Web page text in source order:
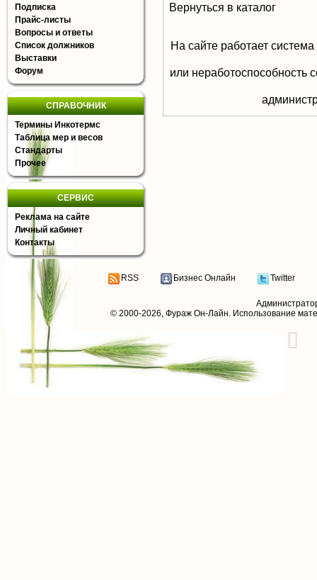
Подписка
Прайс-листы
Вопросы и ответы
Список должников
Выставки
Форум
СПРАВОЧНИК
Термины Инкотермс
Таблица мер и весов
Стандарты
Прочее
СЕРВИС
Реклама на сайте
Личный кабинет
Контакты
Вернуться в каталог
На сайте работает
или неработоспособность
RSS Бизнес Онлайн Twitter
© 2000-2026, Фураж Он-Лайн. Использование